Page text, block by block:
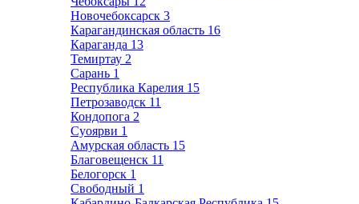
Новочебоксарск 3
Карагандинская область 16
Караганда 13
Темиртау 2
Сарань 1
Республика Карелия 15
Петрозаводск 11
Кондопога 2
Суоярви 1
Амурская область 15
Благовещенск 11
Белогорск 1
Свободный 1